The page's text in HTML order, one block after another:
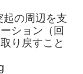
の周辺を支
ション（回
り戻すこと